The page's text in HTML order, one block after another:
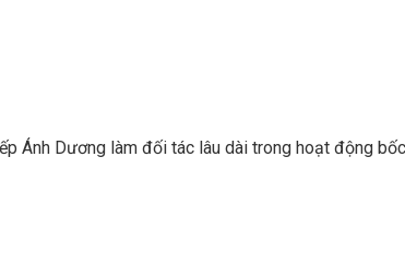
Ánh Dương làm đối tác lâu dài trong hoạt động